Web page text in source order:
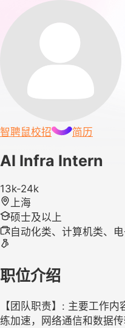
智聘鼠校招 简历
AI Infra Intern
13k-24k
上海
硕士及以上
自动化类、计算机类、
职位介绍
【团队职责】: 主要工作
练加速，网络通信和数据